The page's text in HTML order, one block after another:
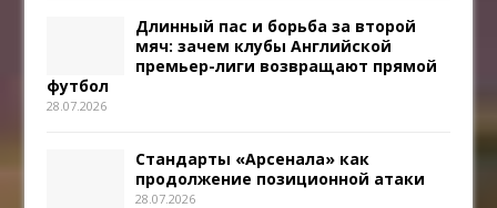
Длинный пас и борьба за второй
мяч: зачем клубы Английской
премьер-лиги возвращают прямой
футбол
28.07.2026
Стандарты «Арсенала» как
продолжение позиционной атаки
28.07.2026